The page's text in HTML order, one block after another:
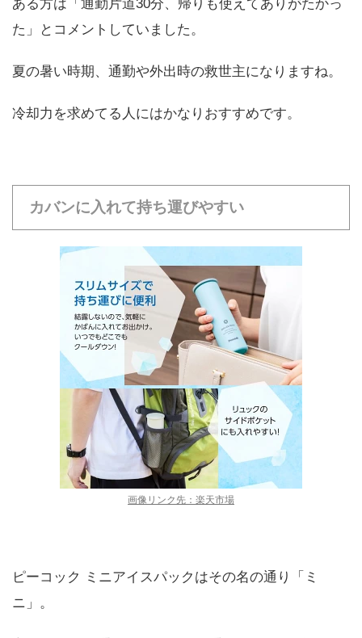
ある方は「通勤片道30分、帰りも使えてありがたかっ
た」とコメントしていました。
夏の暑い時期、通勤や外出時の救世主になりますね。
冷却力を求めてる人にはかなりおすすめです。
カバンに入れて持ち運びやすい
画像リンク先：楽天市場
ピーコック ミニアイスパックはその名の通り「ミ
ニ」。